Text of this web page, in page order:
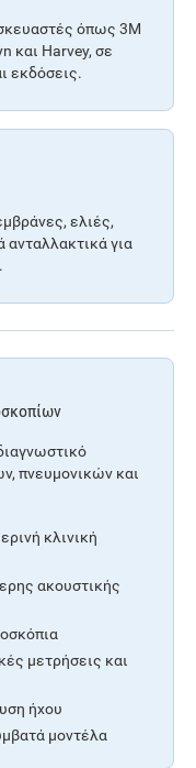
όπως 3M
και Harvey, σε
εκδόσεις.
ελιές,
για
πνευμονικών και
κλινική
ακουστικής
μετρήσεις και
ήχου
μοντέλα